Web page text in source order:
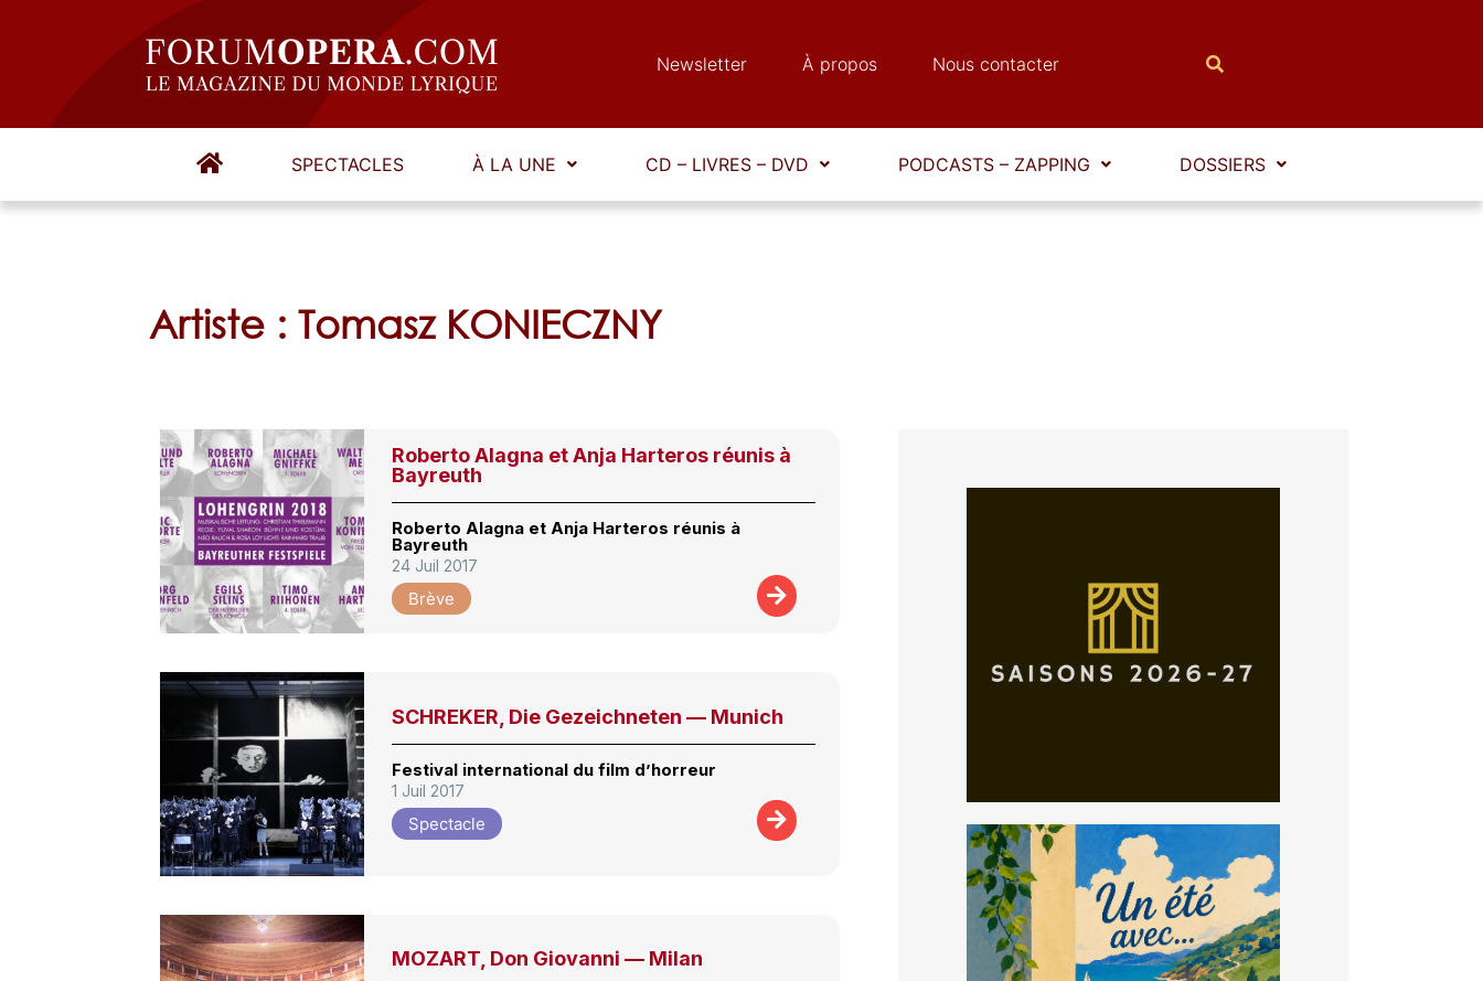
Newsletter À propos Nous contacter
SPECTACLES À LA UNE CD – LIVRES – DVD PODCASTS – ZAPPING DOSSIERS
Artiste : Tomasz KONIECZNY
Roberto Alagna et Anja Harteros réunis à
Bayreuth
Roberto Alagna et Anja Harteros réunis à
Bayreuth
24 Juil 2017
Brève
SCHREKER, Die Gezeichneten — Munich
Festival international du film d’horreur
1 Juil 2017
Spectacle
MOZART, Don Giovanni — Milan